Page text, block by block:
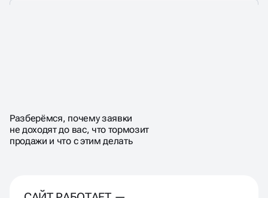
СТАБИЛЬНО
Разберёмся, почему заявки
не доходят до вас, что тормозит
продажи и что с этим делать